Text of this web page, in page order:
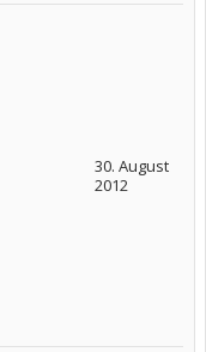
30. August
2012